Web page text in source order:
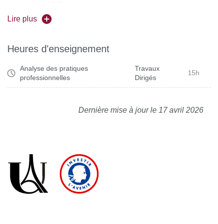
qu’une implication dans le travail d’élaboration groupale.
Lire plus
Heures d'enseignement
Analyse des pratiques
professionnelles
Travaux
Dirigés
15h
Dernière mise à jour le 17 avril 2026